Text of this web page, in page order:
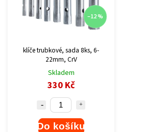
–12 %
klíče trubkové, sada 8ks, 6-
22mm, CrV
Skladem
330 Kč
Do košíku